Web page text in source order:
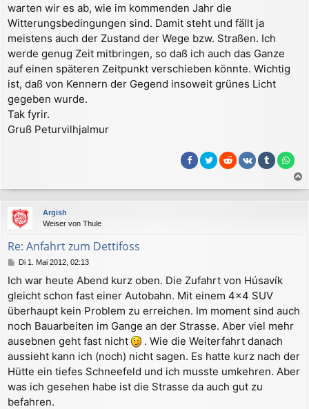
warten wir es ab, wie im kommenden Jahr die
Witterungsbedingungen sind. Damit steht und fällt ja
meistens auch der Zustand der Wege bzw. Straßen. Ich
werde genug Zeit mitbringen, so daß ich auch das Ganze
auf einen späteren Zeitpunkt verschieben könnte. Wichtig
ist, daß von Kennern der Gegend insoweit grünes Licht
gegeben wurde.
Tak fyrir.
Gruß Peturvilhjalmur
a
c
Argish
Weiser von Thule
Re: Anfahrt zum Dettifoss
B
i
t
r
a
g
Di 1. Mai 2012, 02:13
Ich war heute Abend kurz oben. Die Zufahrt von Húsavík
gleicht schon fast einer Autobahn. Mit einem 4x4 SUV
überhaupt kein Problem zu erreichen. Im moment sind auch
noch Bauarbeiten im Gange an der Strasse. Aber viel mehr
ausebnen geht fast nicht
. Wie die Weiterfahrt danach
aussieht kann ich (noch) nicht sagen. Es hatte kurz nach der
Hütte ein tiefes Schneefeld und ich musste umkehren. Aber
was ich gesehen habe ist die Strasse da auch gut zu
befahren.